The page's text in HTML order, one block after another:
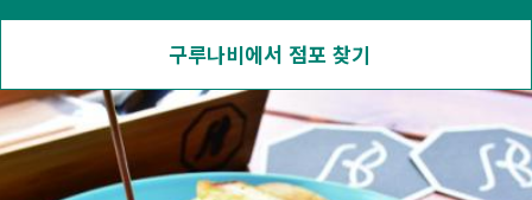
구루나비에서 점포 찾기